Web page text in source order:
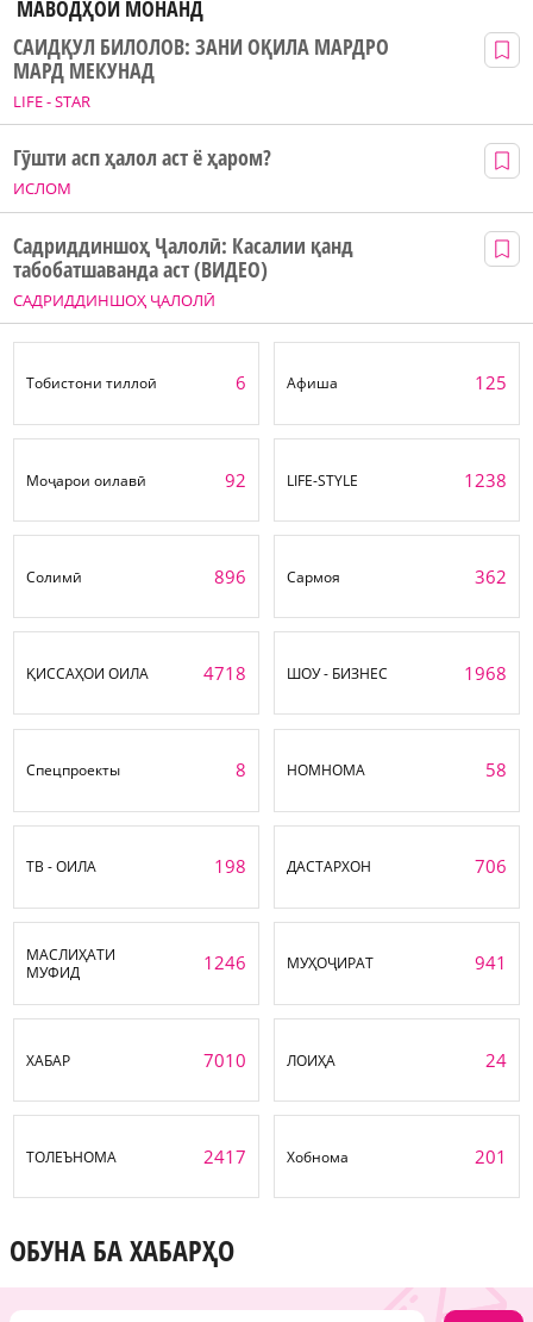
МАВОДҲОИ МОНАНД
LIFE - STAR
САИДҚУЛ БИЛОЛОВ: ЗАНИ ОҚИЛА МАРДРО
МАРД МЕКУНАД
ИСЛОМ
Гӯшти асп ҳалол аст ё ҳаром?
САДРИДДИНШОҲ ҶАЛОЛӢ
Садриддиншоҳ Ҷалолӣ: Касалии қанд
табобатшаванда аст (ВИДЕО)
Тобистони тиллоӣ 6 Афиша 125
Моҷарои оилавӣ 92 LIFE-STYLE 1238
Солимӣ 896 Сармоя 362
ҚИССАҲОИ ОИЛА 4718 ШОУ - БИЗНЕС 1968
Спецпроекты 8 НОМНОМА 58
ТВ - ОИЛА 198 ДАСТАРХОН 706
МАСЛИҲАТИ
МУФИД
1246 МУҲОҶИРАТ 941
ХАБАР 7010 ЛОИҲА 24
ТОЛЕЪНОМА 2417 Хобнома 201
ОБУНА БА ХАБАРҲО